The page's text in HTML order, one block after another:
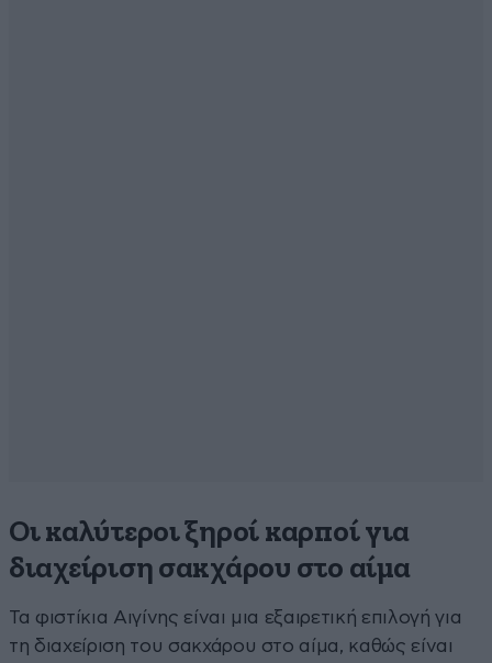
Οι καλύτεροι ξηροί καρποί για
διαχείριση σακχάρου στο αίμα
Τα φιστίκια Αιγίνης είναι μια εξαιρετική επιλογή για
τη διαχείριση του σακχάρου στο αίμα, καθώς είναι